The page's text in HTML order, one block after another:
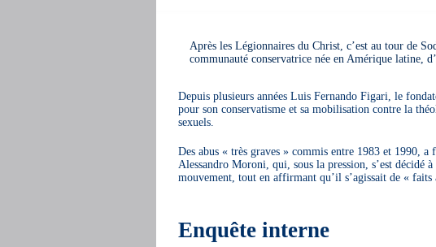
Après les Légionnaires du Christ, c’est au tour de
communauté conservatrice née en Amérique latine,
Depuis plusieurs années Luis Fernando Figari, le
pour son conservatisme et sa mobilisation contre la
sexuels.
Des abus « très graves » commis entre 1983 et 1990,
Alessandro Moroni, qui, sous la pression, s’est décidé
mouvement, tout en affirmant qu’il s’agissait de « faits
Enquête interne